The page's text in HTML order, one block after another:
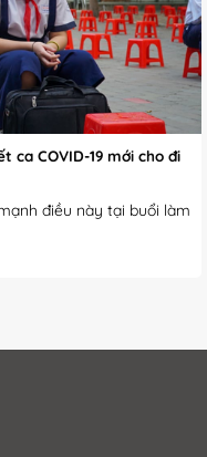
ca COVID-19 mới cho đi
điều này tại buổi làm